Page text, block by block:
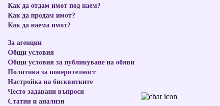
Как да отдам имот под наем?
Как да продам имот?
Как да наема имот?
За агенции
Общи условия
Общи условия за публикуване на обяви
Политика за поверителност
Настройка на бисквитките
Често задавани въпроси
Статии и анализи